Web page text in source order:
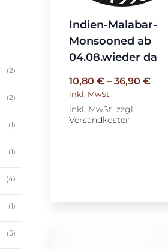
(2)
(2)
(1)
(1)
(4)
(1)
(5)
Indien-Malabar-
Monsooned ab
04.08.wieder da
10,80€ –36,90€
inkl. MwSt.
inkl. MwSt. zzgl.
Versandkosten